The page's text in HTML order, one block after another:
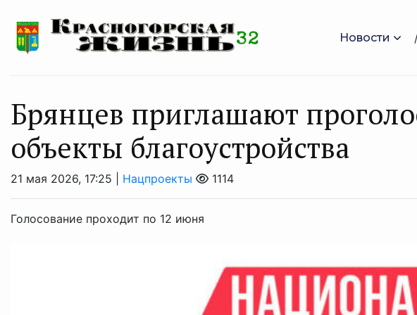
Новости
Брянцев приглашают
объекты благoустрoйства
21 мая 2026, 17:25 | Нацпроекты 1114
Голосование проходит по 12 июня